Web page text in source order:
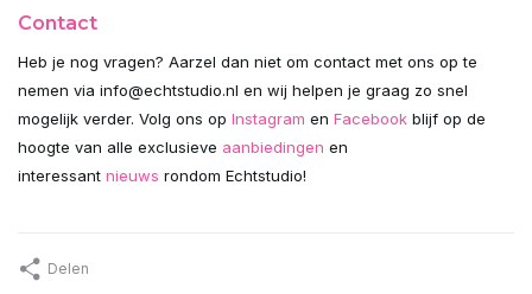
Contact
Heb je nog vragen? Aarzel dan niet om contact met ons op te
nemen via info@echtstudio.nl en wij helpen je graag zo snel
mogelijk verder. Volg ons op Instagram en Facebook blijf op de
hoogte van alle exclusieve aanbiedingen en
interessant nieuws rondom Echtstudio!
Delen